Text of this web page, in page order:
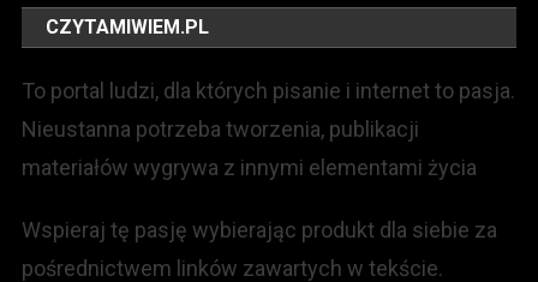
CZYTAMIWIEM.PL
To portal ludzi, dla których pisanie i internet to pasja.
Nieustanna potrzeba tworzenia, publikacji
materiałów wygrywa z innymi elementami życia
Wspieraj tę pasję wybierając produkt dla siebie za
pośrednictwem linków zawartych w tekście.